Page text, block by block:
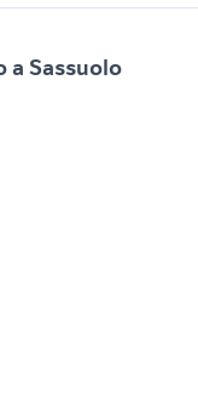
a Sassuolo